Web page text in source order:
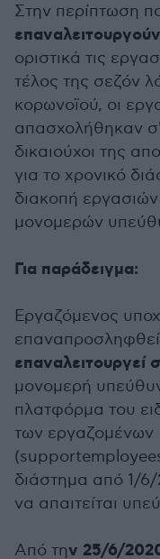
Στην περίπτωση
οριστικά τις
τέλος της σεζόν
κορωνοϊού, οι
απασχολήθηκαν σ'
δικαιούχοι της
για το χρονικό
διακοπή
μονομερών
Για παράδειγμα:
Εργαζόμενος
επαναλειτουργεί
μονομερή
πλατφόρμα του
των εργαζομένων
διάστημα από 1/
να απαιτείται
Από την 25/6/